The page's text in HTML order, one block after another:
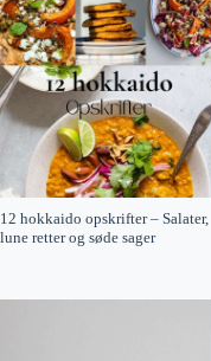
12 hokkaido opskrifter – Salater,
lune retter og søde sager